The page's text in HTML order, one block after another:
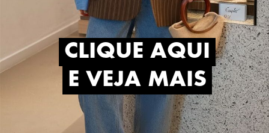
CLIQUE AQUI
E VEJA MAIS
CLIQUE AQUI
E VEJA MAIS